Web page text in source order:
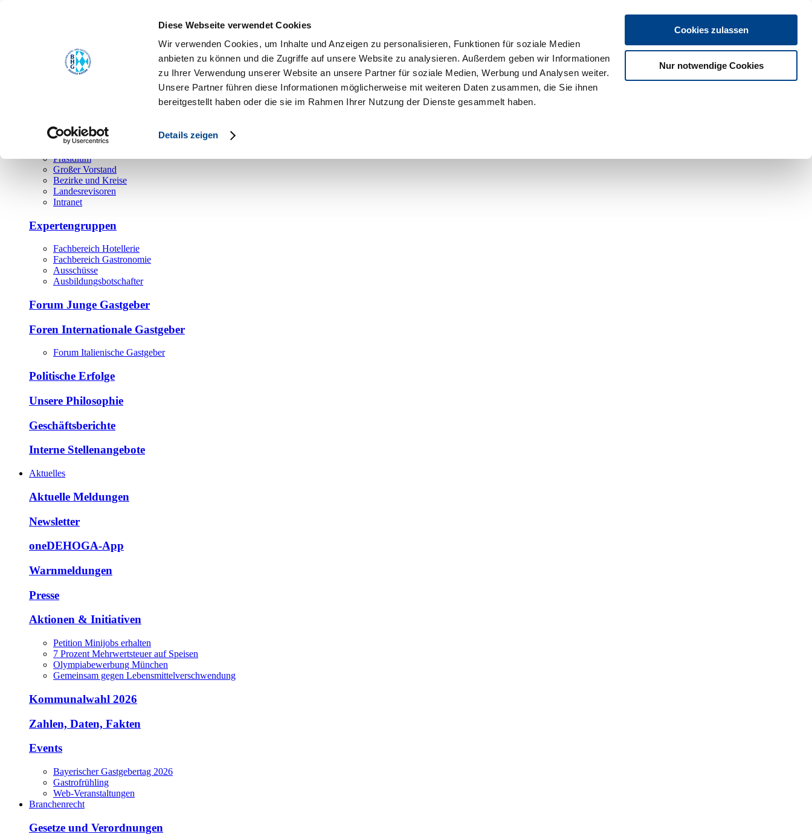
Diese Webseite verwendet Cookies
Wir verwenden Cookies, um Inhalte und Anzeigen zu personalisieren, Funktionen für soziale Medien
anbieten zu können und die Zugriffe auf unsere Website zu analysieren. Außerdem geben wir Informationen
zu Ihrer Verwendung unserer Website an unsere Partner für soziale Medien, Werbung und Analysen weiter.
Unsere Partner führen diese Informationen möglicherweise mit weiteren Daten zusammen, die Sie ihnen
bereitgestellt haben oder die sie im Rahmen Ihrer Nutzung der Dienste gesammelt haben.
Details zeigen
Cookies zulassen
Nur notwendige Cookies
Hauptamt
Bezirks- und Regionalgeschäftsstellen
Ehrenamt
Präsidium
Großer Vorstand
Bezirke und Kreise
Landesrevisoren
Intranet
Expertengruppen
Fachbereich Hotellerie
Fachbereich Gastronomie
Ausschüsse
Ausbildungsbotschafter
Forum Junge Gastgeber
Foren Internationale Gastgeber
Forum Italienische Gastgeber
Politische Erfolge
Unsere Philosophie
Geschäftsberichte
Interne Stellenangebote
Aktuelles
Aktuelle Meldungen
Newsletter
oneDEHOGA-App
Warnmeldungen
Presse
Aktionen & Initiativen
Petition Minijobs erhalten
7 Prozent Mehrwertsteuer auf Speisen
Olympiabewerbung München
Gemeinsam gegen Lebensmittelverschwendung
Kommunalwahl 2026
Zahlen, Daten, Fakten
Events
Bayerischer Gastgebertag 2026
Gastrofrühling
Web-Veranstaltungen
Branchenrecht
Gesetze und Verordnungen